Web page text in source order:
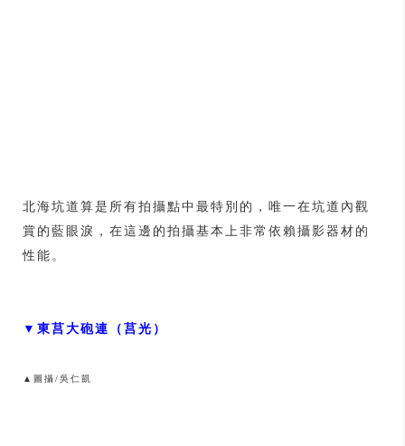
北海坑道算是所有拍攝點中最特別的，唯一在坑道內觀
賞的藍眼淚，在這邊的拍攝基本上非常依賴攝影器材的
性能。
▼東莒大砲連（莒光）
▲圖攝/吳仁凱